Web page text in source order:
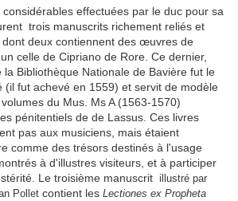
effectuées par le duc pour sa
trois manuscrits richement reliés et
deux contiennent des œuvres de
celle de Cipriano de Rore. Ce dernier,
la Bibliothèque Nationale de Bavière fut le
(il fut achevé en 1559) et servit de modèle
du Mus. Ms A (1563-1570)
pénitentiels de de Lassus. Ces livres
pas aux musiciens, mais étaient
comme des trésors destinés à l'usage
à d'illustres visiteurs, et à participer
Le troisième manuscrit illustré par
Pollet contient les Lectiones ex Propheta